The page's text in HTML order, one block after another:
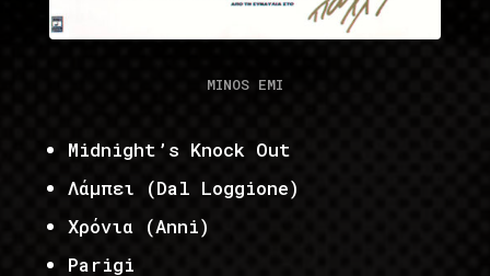
MINOS EMI
Midnight’s Knock Out
Λάμπει (Dal Loggione)
Χρόνια (Anni)
Parigi